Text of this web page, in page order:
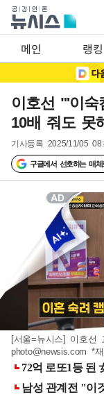
메인 랭킹
이호선 "'이
10배 줘도 못
기사등록 2025/11/05
구글에서 선호하는 매체
[서울=뉴시스] 이호선
photo@newsis.com *